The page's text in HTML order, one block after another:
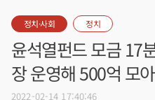
정치·사회 정치
윤석열펀드 모금 17
장 운영해 500억 모아
2022-02-14 17:40:46